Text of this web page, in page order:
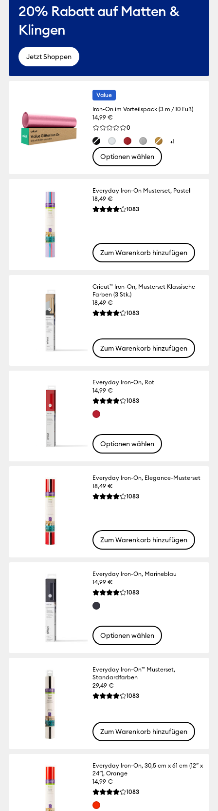
20% Rabatt auf Matten &
Klingen
Jetzt Shoppen
Value
Iron-On im Vorteilspack (3 m / 10 Fuß)
14,99 €
Die durchschnittliche Bewertung für
0
+1
Optionen wählen
Everyday Iron-On Musterset, Pastell
18,49 €
Die durchschnittliche Bewertung für
1083Reviews
Zum Warenkorb hinzufügen
Cricut™ Iron-On, Musterset Klassische
Farben (3 Stk.)
18,49 €
Die durchschnittliche Bewertung für
1083Reviews
Zum Warenkorb hinzufügen
Everyday Iron-On, Rot
14,99 €
Die durchschnittliche Bewertung für
1083Reviews
Optionen wählen
Everyday Iron-On, Elegance-Musterset
18,49 €
Die durchschnittliche Bewertung für
1083Reviews
Zum Warenkorb hinzufügen
Everyday Iron-On, Marineblau
14,99 €
Die durchschnittliche Bewertung für
1083Reviews
Optionen wählen
Everyday Iron-On™ Musterset,
Standardfarben
29,49 €
Die durchschnittliche Bewertung für
1083Reviews
Zum Warenkorb hinzufügen
Everyday Iron-On, 30,5 cm x 61 cm (12” x
24”), Orange
14,99 €
Die durchschnittliche Bewertung für
1083Reviews